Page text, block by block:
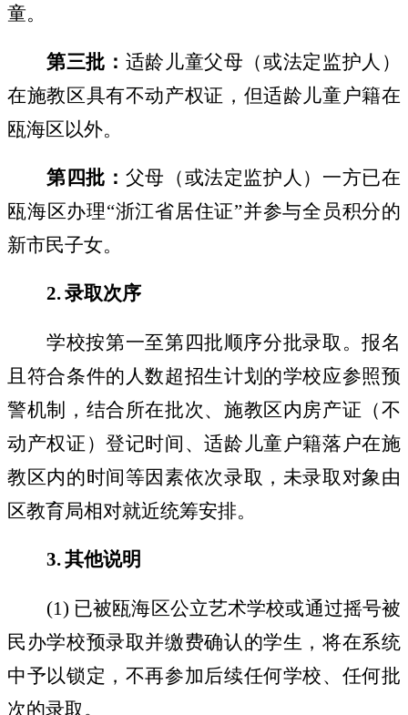
童。
第三批： 适龄儿童父母（或法定监护人）
在施教区具有不动产权证，但适龄儿童户籍在
瓯海区以外。
第四批： 父母（或法定监护人）一方已在
瓯海区办理“浙江省居住证”并参与全员积分的
新市民子女。
2.录取次序
学校按第一至第四批顺序分批录取。报名
且符合条件的人数超招生计划的学校应参照预
警机制，结合所在批次、施教区内房产证（不
动产权证）登记时间、适龄儿童户籍落户在施
教区内的时间等因素依次录取，未录取对象由
区教育局相对就近统筹安排。
3.其他说明
(1) 已被瓯海区公立艺术学校或通过摇号被
民办学校预录取并缴费确认的学生，将在系统
中予以锁定，不再参加后续任何学校、任何批
次的录取。